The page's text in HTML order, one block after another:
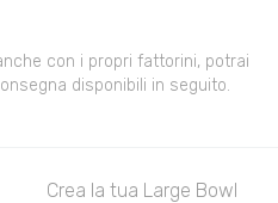
con i propri fattorini, potrai
disponibili in seguito.
Crea la tua Large Bowl